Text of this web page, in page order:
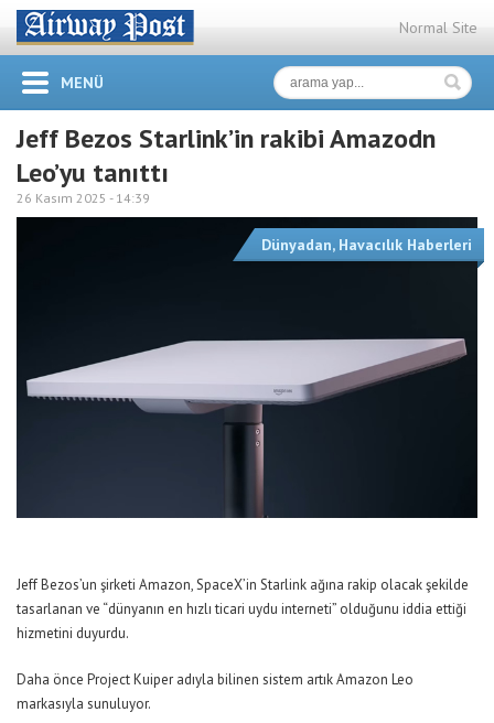
Normal Site
MENÜ
Jeff Bezos Starlink’in rakibi Amazodn
Leo’yu tanıttı
26 Kasım 2025 - 14:39
Dünyadan, Havacılık Haberleri
Jeff Bezos’un şirketi Amazon, SpaceX’in Starlink ağına rakip olacak şekilde
tasarlanan ve “dünyanın en hızlı ticari uydu interneti” olduğunu iddia ettiği
hizmetini duyurdu.
Daha önce Project Kuiper adıyla bilinen sistem artık Amazon Leo
markasıyla sunuluyor.